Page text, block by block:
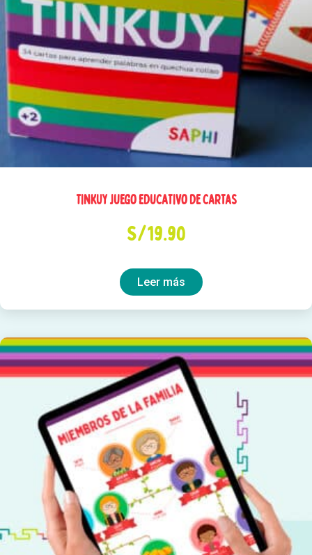
TINKUY Juego educativo de cartas
S/19.90
Leer más